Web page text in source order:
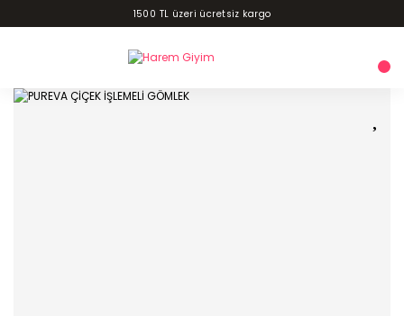
1500 TL üzeri ücretsiz kargo